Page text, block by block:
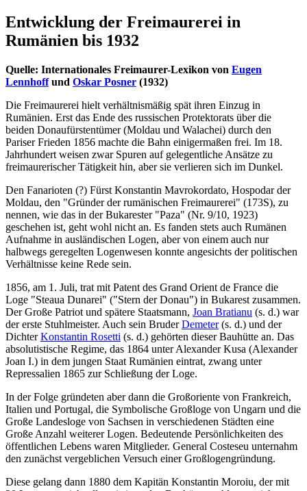
Entwicklung der Freimaurerei in
Rumänien bis 1932
Quelle: Internationales Freimaurer-Lexikon von Eugen
Lennhoffund Oskar Posner (1932)
Die Freimaurerei hielt verhältnismäßig spät ihren Einzug in
Rumänien. Erst das Ende des russischen Protektorats über die
beiden Donaufürstentümer (Moldau und Walachei) durch den
Pariser Frieden 1856 machte die Bahn einigermaßen frei. Im 18.
Jahrhundert weisen zwar Spuren auf gelegentliche Ansätze zu
freimaurerischer Tätigkeit hin, aber sie verlieren sich im Dunkel.
Den Fanarioten (?) Fürst Konstantin Mavrokordato, Hospodar der
Moldau, den "Gründer der rumänischen Freimaurerei" (173S), zu
nennen, wie das in der Bukarester "Paza" (Nr. 9/10, 1923)
geschehen ist, geht wohl nicht an. Es fanden stets auch Rumänen
Aufnahme in ausländischen Logen, aber von einem auch nur
halbwegs geregelten Logenwesen konnte angesichts der politischen
Verhältnisse keine Rede sein.
1856, am 1. Juli, trat mit Patent des Grand Orient de France die
Loge "Steaua Dunarei" ("Stern der Donau") in Bukarest zusammen.
Der Große Patriot und spätere Staatsmann, Joan Bratianu (s. d.) war
der erste Stuhlmeister. Auch sein BruderDemeter(s. d.) und der
DichterKonstantin Rosetti (s. d.) gehörten dieser Bauhütte an. Das
absolutistische Regime, das 1864 unter Alexander Kusa (Alexander
Joan I.) in dem jungen Staat Rumänien eintrat, zwang unter
Repressalien 1865 zur Schließung der Loge.
In der Folge gründeten aber dann die Großoriente von Frankreich,
Italien und Portugal, die Symbolische Großloge von Ungarn und die
Große Landesloge von Sachsen in verschiedenen Städten eine
Große Anzahl weiterer Logen. Bedeutende Persönlichkeiten des
öffentlichen Lebens waren Mitglieder. General Costeseu unternahm
den zunächst vergeblichen Versuch einer Großlogengründung.
Diese gelang dann 1880 dem Kapitän Konstantin Moroiu, der mit